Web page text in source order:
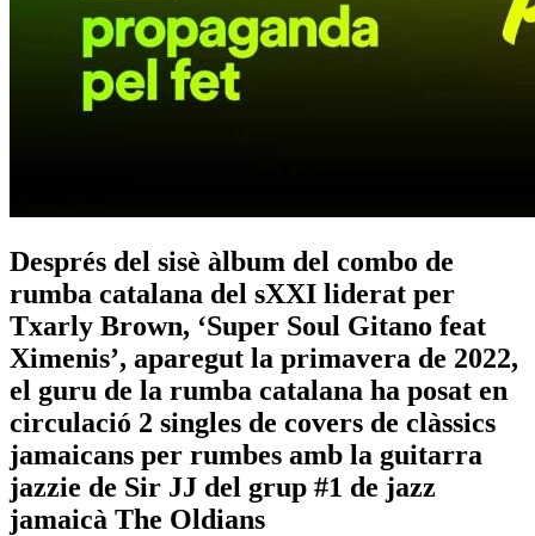
Després del sisè àlbum del combo de
rumba catalana del sXXI liderat per
Txarly Brown, ‘Super Soul Gitano feat
Ximenis’, aparegut la primavera de 2022,
el guru de la rumba catalana ha posat en
circulació 2 singles de covers de clàssics
jamaicans per rumbes amb la guitarra
jazzie de Sir JJ del grup #1 de jazz
jamaicà The Oldians